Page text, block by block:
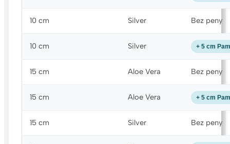
10 cm Silver Bez peny
10 cm Silver + 5 cm
15 cm Aloe Vera Bez peny
15 cm Aloe Vera + 5 cm
15 cm Silver Bez peny